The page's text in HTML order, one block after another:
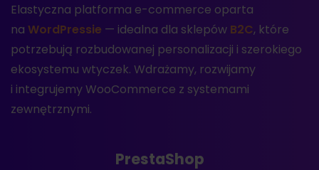
Elastyczna platforma e-commerce oparta
na WordPressie — idealna dla sklepów B2C, które
potrzebują rozbudowanej personalizacji i szerokiego
ekosystemu wtyczek. Wdrażamy, rozwijamy
i integrujemy WooCommerce z systemami
zewnętrznymi.
PrestaShop